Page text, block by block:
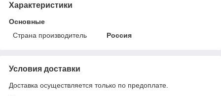
Характеристики
Основные
Страна производитель
Россия
Условия доставки
Доставка осуществляется только по предоплате.